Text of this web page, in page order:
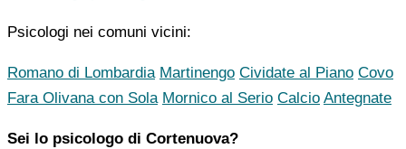
Psicologi nei comuni vicini:
Romano di Lombardia Martinengo Cividate al Piano Covo
Fara Olivana con Sola Mornico al Serio Calcio Antegnate
Sei lo psicologo di Cortenuova?